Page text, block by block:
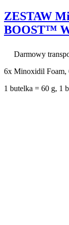
ZESTAW
BOOST™
Darmowy
6x Minoxidil
1 butelka = 60 g, 1